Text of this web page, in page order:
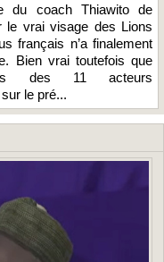
du coach Thiawito de
le vrai visage des Lions
français n’a finalement
Bien vrai toutefois que
des 11 acteurs
le pré...